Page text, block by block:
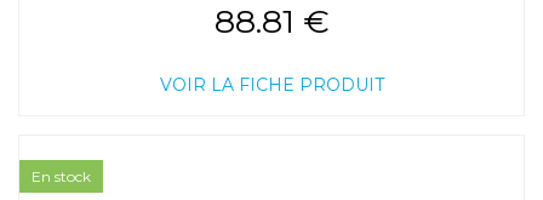
88.81 €
VOIR LA FICHE PRODUIT
En stock